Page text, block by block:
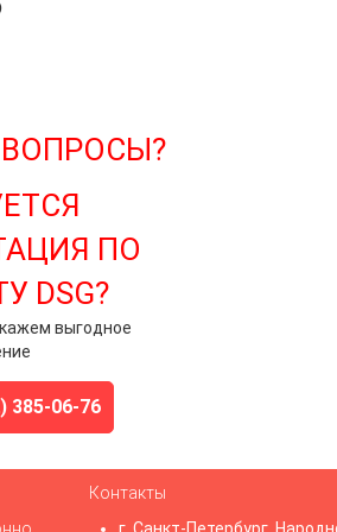
ВОПРОСЫ?
ПО
DSG?
выгодное
385-06-76
Контакты